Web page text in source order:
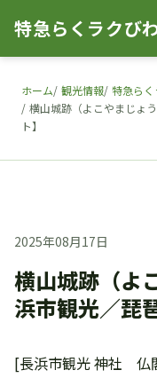
特急らくラクび
ホーム 観光情報 特急ら
横山城跡（よこやまじょ
ト】
2025年08月17日
横山城跡（よ
浜市観光／琵
[長浜市観光 神社 仏